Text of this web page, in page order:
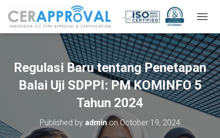
O
G
G
L
E
N
A
V
I
Regulasi Baru tentang Penetapan
Balai Uji SDPPI: PM KOMINFO 5
Tahun 2024
Published by adminonOctober 19, 2024